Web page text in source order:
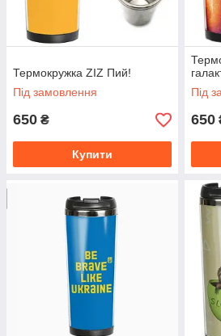
Термокружка ZIZ Пий!
Під замовлення
650 ₴
Купити
Під
650